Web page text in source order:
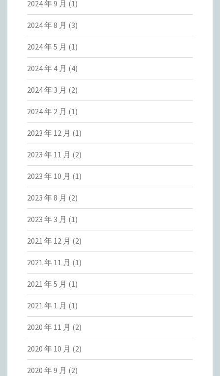
2024 年 9 月 (1)
2024 年 8 月 (3)
2024 年 5 月 (1)
2024 年 4 月 (4)
2024 年 3 月 (2)
2024 年 2 月 (1)
2023 年 12 月 (1)
2023 年 11 月 (2)
2023 年 10 月 (1)
2023 年 8 月 (2)
2023 年 3 月 (1)
2021 年 12 月 (2)
2021 年 11 月 (1)
2021 年 5 月 (1)
2021 年 1 月 (1)
2020 年 11 月 (2)
2020 年 10 月 (2)
2020 年 9 月 (2)